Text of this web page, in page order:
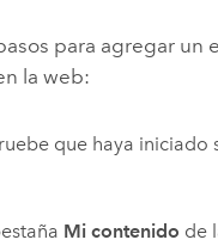
para agregar un
la web:
que haya iniciado
Mi contenido de